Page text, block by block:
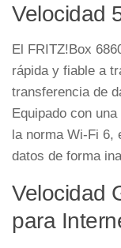
Velocidad
El FRITZ!Box
rápida y fiable a
transferencia de
Equipado con
la norma Wi-Fi 6,
datos de forma
Velocidad
para